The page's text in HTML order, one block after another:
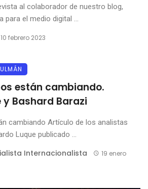
al colaborador de nuestro blog,
para el medio digital ...
10 febrero 2023
están cambiando.
y Bashard Barazi
cambiando Artículo de los analistas
Luque publicado ...
Internacionalista
19 enero